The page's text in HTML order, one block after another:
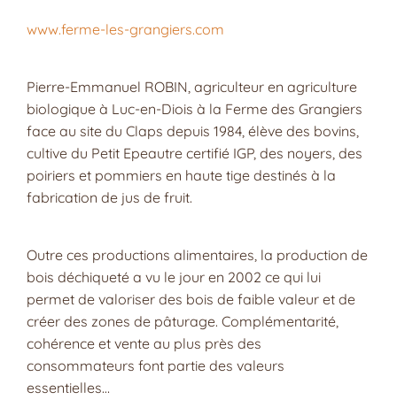
www.ferme-les-grangiers.com
Pierre-Emmanuel ROBIN, agriculteur en agriculture
biologique à Luc-en-Diois à la Ferme des Grangiers
face au site du Claps depuis 1984, élève des bovins,
cultive du Petit Epeautre certifié IGP, des noyers, des
poiriers et pommiers en haute tige destinés à la
fabrication de jus de fruit.
Outre ces productions alimentaires, la production de
bois déchiqueté a vu le jour en 2002 ce qui lui
permet de valoriser des bois de faible valeur et de
créer des zones de pâturage. Complémentarité,
cohérence et vente au plus près des
consommateurs font partie des valeurs
essentielles…